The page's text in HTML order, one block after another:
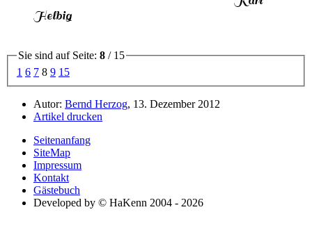
Helbig
Sie sind auf Seite: 8 / 15
1 6 7 8 9 15
Autor: Bernd Herzog, 13. Dezember 2012
Artikel drucken
Seitenanfang
SiteMap
Impressum
Kontakt
Gästebuch
Developed by © HaKenn 2004 - 2026